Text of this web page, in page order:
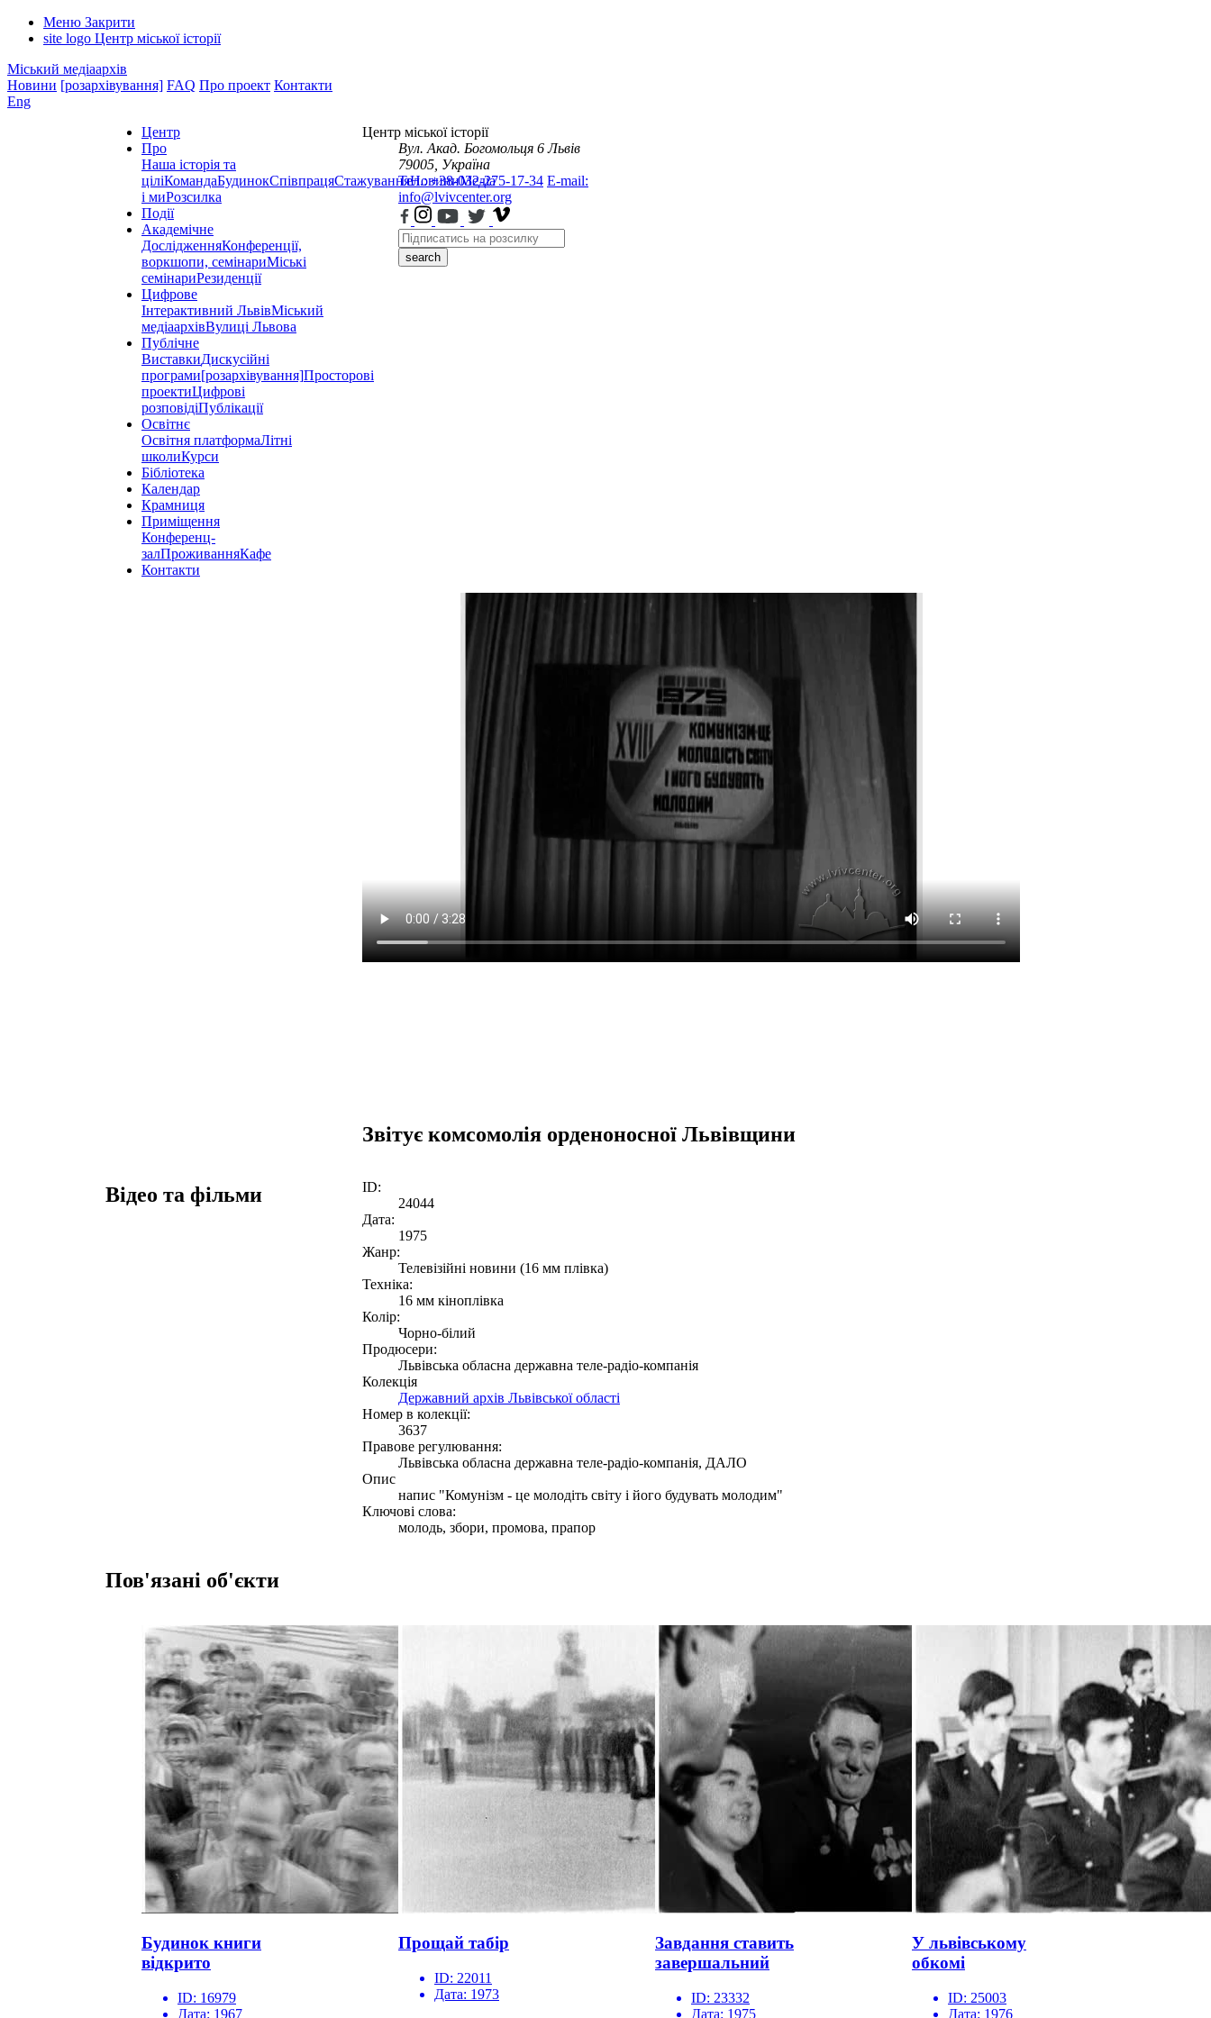
Меню Закрити
site logo Центр міської історії
Міський медіаархів
Новини [розархівування] FAQ Про проект Контакти
Eng
Центр
Про
Наша історія та
ціліКомандаБудинокСпівпрацяСтажуванняНовиниМедіа
і миРозсилка
Події
Академічне
ДослідженняКонференції,
воркшопи, семінариМіські
семінариРезиденції
Цифрове
Інтерактивний ЛьвівМіський
медіаархівВулиці Львова
Публічне
ВиставкиДискусійні
програми[розархівування]Просторові
проектиЦифрові
розповідіПублікації
Освітнє
Освітня платформаЛітні
школиКурси
Бібліотека
Календар
Крамниця
Приміщення
Конференц-
залПроживанняКафе
Контакти
Центр міської історії
Вул. Акад. Богомольця 6 Львів
79005, Україна
Тел.: +38-032-275-17-34 E-mail:
info@lvivcenter.org
search
Звітує комсомолія орденоносної Львівщини
Відео та фільми
ID:
24044
Дата:
1975
Жанр:
Телевізійні новини (16 мм плівка)
Техніка:
16 мм кіноплівка
Колір:
Чорно-білий
Продюсери:
Львівська обласна державна теле-радіо-компанія
Колекція
Державний архів Львівської області
Номер в колекції:
3637
Правове регулювання:
Львівська обласна державна теле-радіо-компанія, ДАЛО
Опис
напис "Комунізм - це молодіть світу і його будувать молодим"
Ключові слова:
молодь, збори, промова, прапор
Пов'язані об'єкти
Будинок книги
відкрито
ID: 16979
Дата: 1967
Прощай табір
ID: 22011
Дата: 1973
Завдання ставить
завершальний
ID: 23332
Дата: 1975
У львівському
обкомі
ID: 25003
Дата: 1976